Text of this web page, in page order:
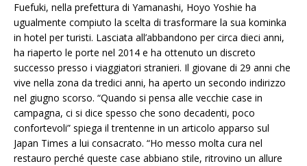
Fuefuki, nella prefettura di Yamanashi, Hoyo Yoshie ha
ugualmente compiuto la scelta di trasformare la sua kominka
in hotel per turisti. Lasciata all’abbandono per circa dieci anni,
ha riaperto le porte nel 2014 e ha ottenuto un discreto
successo presso i viaggiatori stranieri. Il giovane di 29 anni che
vive nella zona da tredici anni, ha aperto un secondo indirizzo
nel giugno scorso. “Quando si pensa alle vecchie case in
campagna, ci si dice spesso che sono decadenti, poco
confortevoli” spiega il trentenne in un articolo apparso sul
Japan Times a lui consacrato. “Ho messo molta cura nel
restauro perché queste case abbiano stile, ritrovino un allure